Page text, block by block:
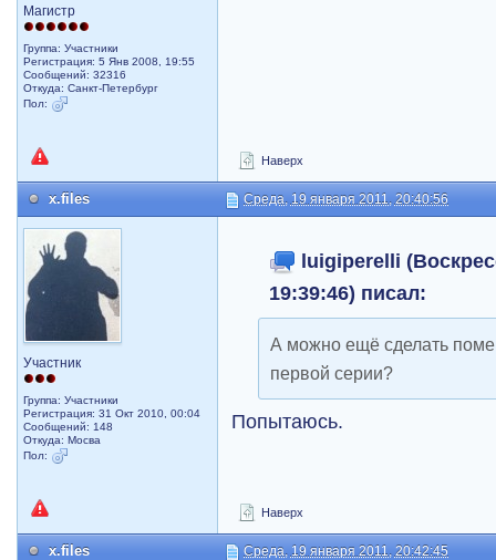
Магистр
Группа: Участники
Регистрация: 5 Янв 2008, 19:55
Сообщений: 32316
Откуда: Санкт-Петербург
Пол:
Наверх
x.files Среда, 19 января 2011, 20:40:56
Участник
Группа: Участники
Регистрация: 31 Окт 2010, 00:04
Сообщений: 148
Откуда: Мосва
Пол:
luigiperelli
19:39:46) писал:
А можно ещё сделать
первой серии?
Попытаюсь.
Наверх
x.files Среда, 19 января 2011, 20:42:45